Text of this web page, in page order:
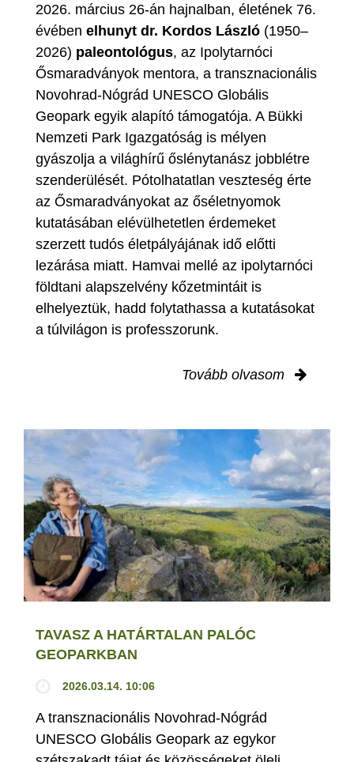
2026. március 26-án hajnalban, életének 76.
évében elhunyt dr. Kordos László (1950–
2026) paleontológus, az Ipolytarnóci
Ősmaradványok mentora, a transznacionális
Novohrad-Nógrád UNESCO Globális
Geopark egyik alapító támogatója. A Bükki
Nemzeti Park Igazgatóság is mélyen
gyászolja a világhírű őslénytanász jobblétre
szenderülését. Pótolhatatlan veszteség érte
az Ősmaradványokat az őséletnyomok
kutatásában elévülhetetlen érdemeket
szerzett tudós életpályájának idő előtti
lezárása miatt. Hamvai mellé az ipolytarnóci
földtani alapszelvény kőzetmintáit is
elhelyeztük, hadd folytathassa a kutatásokat
a túlvilágon is professzorunk.
Tovább olvasom
TAVASZ A HATÁRTALAN PALÓC
GEOPARKBAN
2026.03.14. 10:06
A transznacionális Novohrad-Nógrád
UNESCO Globális Geopark az egykor